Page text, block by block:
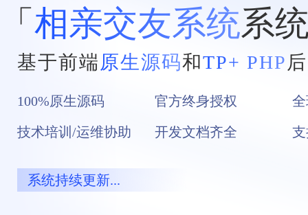
主营产品
相亲直播
音/视频付
家政系统
+小程序
「 相亲交友系统系
基于前端原生源码和TP+ PHP
100%原生源码 官方终身授权
技术培训/运维协助 开发文档齐全
系统持续更新...